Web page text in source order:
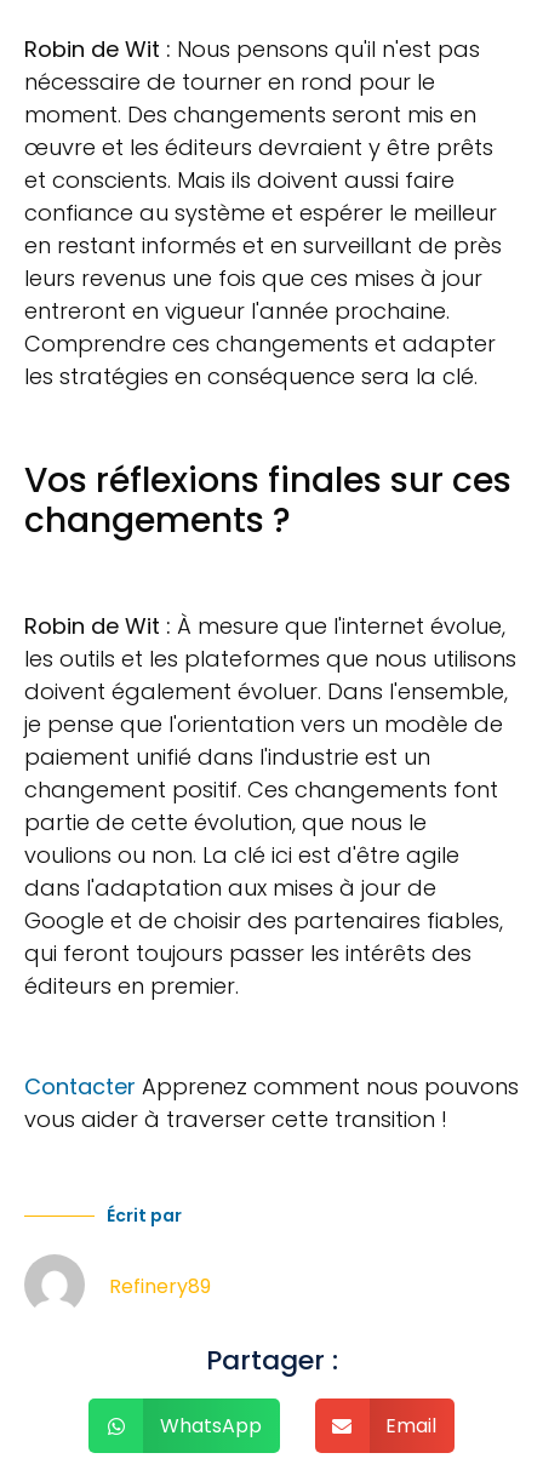
Robin de Wit : Nous pensons qu'il n'est pas
nécessaire de tourner en rond pour le
moment. Des changements seront mis en
œuvre et les éditeurs devraient y être prêts
et conscients. Mais ils doivent aussi faire
confiance au système et espérer le meilleur
en restant informés et en surveillant de près
leurs revenus une fois que ces mises à jour
entreront en vigueur l'année prochaine.
Comprendre ces changements et adapter
les stratégies en conséquence sera la clé.
Vos réflexions finales sur ces
changements ?
Robin de Wit : À mesure que l'internet évolue,
les outils et les plateformes que nous utilisons
doivent également évoluer. Dans l'ensemble,
je pense que l'orientation vers un modèle de
paiement unifié dans l'industrie est un
changement positif. Ces changements font
partie de cette évolution, que nous le
voulions ou non. La clé ici est d'être agile
dans l'adaptation aux mises à jour de
Google et de choisir des partenaires fiables,
qui feront toujours passer les intérêts des
éditeurs en premier.
Contacter Apprenez comment nous pouvons
vous aider à traverser cette transition !
Écrit par
Refinery89
Partager :
WhatsApp Email